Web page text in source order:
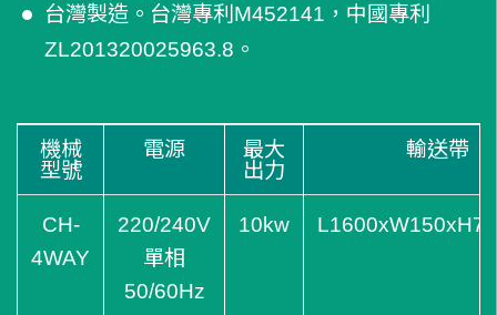
台灣製造。台灣專利M452141，中國專利
ZL201320025963.8。
機械
型號
電源
最大
出力
輸送帶
CH-
4WAY
220/240V
單相
50/60Hz
10kw